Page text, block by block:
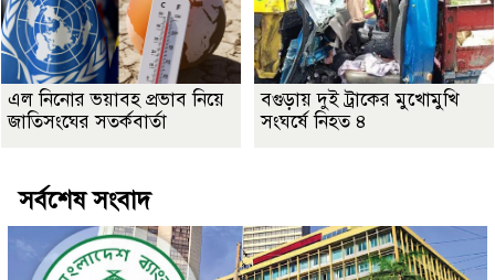
এল নিনোর ভয়াবহ প্রভাব নিয়ে
জাতিসংঘের সতর্কবার্তা
বগুড়ায় দুই ট্রাকের মুখোমুখি
সংঘর্ষে নিহত ৪
সর্বশেষ সংবাদ